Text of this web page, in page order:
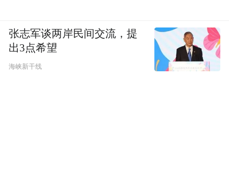
张志军谈两岸民间交流，提
出3点希望
海峡新干线